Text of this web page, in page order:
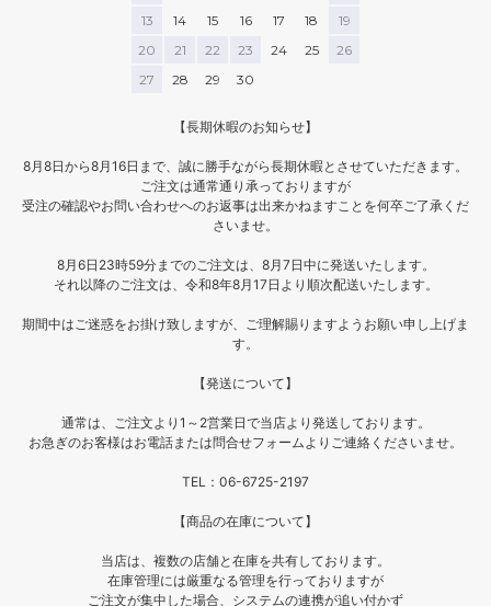
13
14 15 16 17 18
19
20
21 22 23 24 25
26
27
28 29 30
【長期休暇のお知らせ】
8月8日から8月16日まで、誠に勝手ながら長期休暇とさせていただきます。
ご注文は通常通り承っておりますが
受注の確認やお問い合わせへのお返事は出来かねますことを何卒ご了承くだ
さいませ。
8月6日23時59分までのご注文は、8月7日中に発送いたします。
それ以降のご注文は、令和8年8月17日より順次配送いたします。
期間中はご迷惑をお掛け致しますが、ご理解賜りますようお願い申し上げま
す。
【発送について】
通常は、ご注文より1～2営業日で当店より発送しております。
お急ぎのお客様はお電話または問合せフォームよりご連絡くださいませ。
TEL：06-6725-2197
【商品の在庫について】
当店は、複数の店舗と在庫を共有しております。
在庫管理には厳重なる管理を行っておりますが
ご注文が集中した場合、システムの連携が追い付かず